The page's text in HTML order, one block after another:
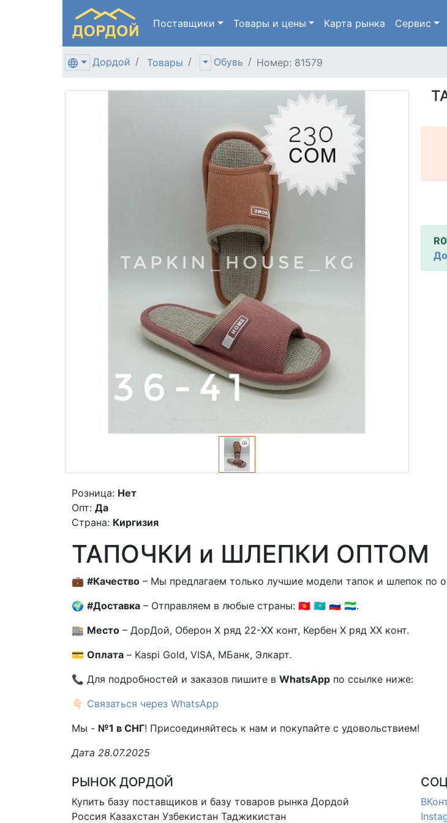
Поставщики Товары и цены Карта рынка Сервис
Дордой Товары Обувь Номер: 81579
Розница: Нет
Опт: Да
Страна: Киргизия
ТАПОЧКИ и ШЛЕПКИ ОПТОМ
💼 #Качество – Мы предлагаем только лучшие модели тапок и шлепок по
🌍 #Доставка – Отправляем в любые страны: 🇰🇬 🇰🇿 🇷🇺 🇸🇱.
🏬 Место – ДорДой, Оберон X ряд 22-XX конт, Кербен X ряд XX конт.
💳 Оплата – Kaspi Gold, VISA, МБанк, Элкарт.
📞 Для подробностей и заказов пишите в WhatsApp по ссылке ниже:
👇🏻 Связаться через WhatsApp
Мы - №1 в СНГ! Присоединяйтесь к нам и покупайте с удовольствием!
Дата 28.07.2025
РЫНОК ДОРДОЙ
Купить базу поставщиков и базу товаров рынка Дордой
Россия Казахстан Узбекистан Таджикистан